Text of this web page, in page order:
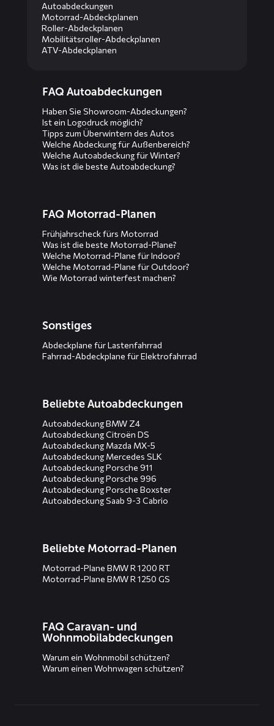
Autoabdeckungen
Motorrad-Abdeckplanen
Roller-Abdeckplanen
Mobilitätsroller-Abdeckplanen
ATV-Abdeckplanen
menusFAQ Autoabdeckungen
Haben Sie Showroom-Abdeckungen?
Ist ein Logodruck möglich?
Tipps zum Überwintern des Autos
Welche Abdeckung für Außenbereich?
Welche Autoabdeckung für Winter?
Was ist die beste Autoabdeckung?
FAQ Motorrad-Planen
Frühjahrscheck fürs Motorrad
Was ist die beste Motorrad-Plane?
Welche Motorrad-Plane für Indoor?
Welche Motorrad-Plane für Outdoor?
Wie Motorrad winterfest machen?
Sonstiges
Abdeckplane für Lastenfahrrad
Fahrrad-Abdeckplane für Elektrofahrrad
Beliebte Autoabdeckungen
Autoabdeckung BMW Z4
Autoabdeckung Citroën DS
Autoabdeckung Mazda MX-5
Autoabdeckung Mercedes SLK
Autoabdeckung Porsche 911
Autoabdeckung Porsche 996
Autoabdeckung Porsche Boxster
Autoabdeckung Saab 9-3 Cabrio
Beliebte Motorrad-Planen
Motorrad-Plane BMW R 1200 RT
Motorrad-Plane BMW R 1250 GS
FAQ Caravan- und
Wohnmobilabdeckungen
Warum ein Wohnmobil schützen?
Warum einen Wohnwagen schützen?